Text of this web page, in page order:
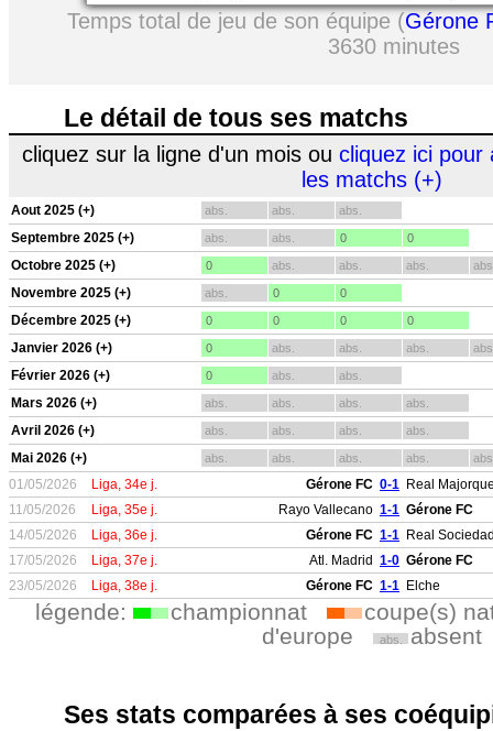
Temps total de jeu de son équipe (Gérone
3630 minutes
Le détail de tous ses matchs
cliquez sur la ligne d'un mois ou cliquez ici pour
les matchs (+)
Aout 2025 (+) abs. abs. abs.
Septembre 2025 (+) abs. abs. 0 0
Octobre 2025 (+) 0 abs. abs. abs.
Novembre 2025 (+) abs. 0 0
Décembre 2025 (+) 0 0 0 0
Janvier 2026 (+) 0 abs. abs. abs.
Février 2026 (+) 0 abs. abs.
Mars 2026 (+) abs. abs. abs. abs.
Avril 2026 (+) abs. abs. abs. abs.
Mai 2026 (+) abs. abs. abs. abs.
01/05/2026 Liga, 34e j. Gérone FC 0-1 Real
11/05/2026
Liga, 35e j. Rayo Vallecano 1-1 Gérone FC
14/05/2026
Liga, 36e j. Gérone FC 1-1 Real
17/05/2026
Liga, 37e j. Atl. Madrid 1-0 Gérone FC
23/05/2026
Liga, 38e j. Gérone FC 1-1 Elche
légende: championnat
coupe(s)
d'europe
abs. absent
Ses stats comparées à ses